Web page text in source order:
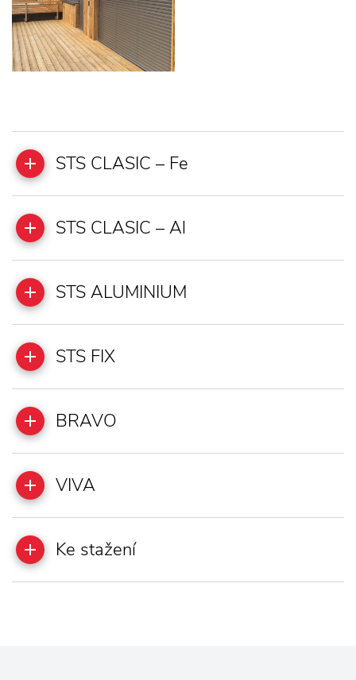
STS CLASIC – Fe
STS CLASIC – Al
STS ALUMINIUM
STS FIX
BRAVO
VIVA
Ke stažení